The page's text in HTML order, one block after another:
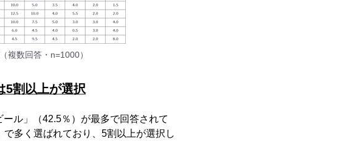
複数回答・n=1000）
5割以上が選択
ル」（42.5％）が最多で回答されて
多く選ばれており、5割以上が選択し